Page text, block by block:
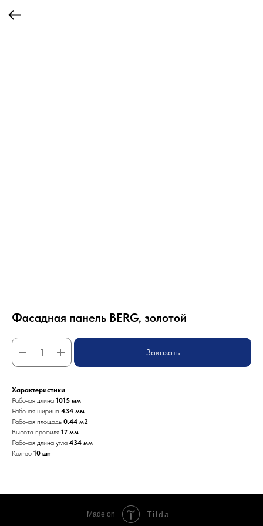
Фасадная панель BERG, золотой
Заказать
Характеристики
Рабочая длина 1015 мм
Рабочая ширина 434 мм
Рабочая площадь 0.44 м2
Высота профиля 17 мм
Рабочая длина угла 434 мм
Кол-во 10 шт
Made on Tilda